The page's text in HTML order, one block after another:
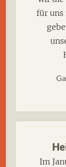
für uns
Im